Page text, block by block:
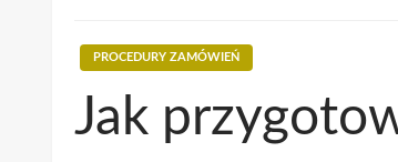
PROCEDURY ZAMÓWIEŃ
Jak